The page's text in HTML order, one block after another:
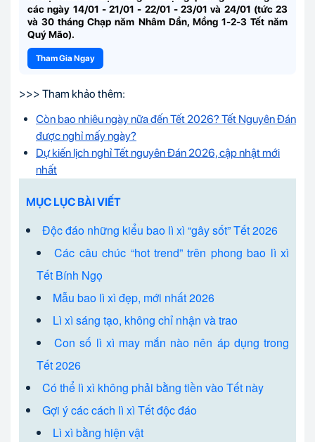
các ngày 14/01 - 21/01 - 22/01 - 23/01 và 24/01 (tức 23
và 30 tháng Chạp năm Nhâm Dần, Mồng 1-2-3Tết năm
Quý Mão).
Tham Gia Ngay
>>> Tham khảo thêm:
Còn bao nhiêu ngày nữa đến Tết 2026? Tết Nguyên Đán
được nghỉ mấy ngày?
Dự kiến lịch nghỉ Tết nguyên Đán 2026, cập nhật mới
nhất
MỤC LỤC BÀI VIẾT
Độc đáo những kiểu bao lì xì “gây sốt” Tết 2026
Các câu chúc “hot trend” trên phong bao lì xì
Tết Bính Ngọ
Mẫu bao lì xì đẹp, mới nhất 2026
Lì xì sáng tạo, không chỉ nhận và trao
Con số lì xì may mắn nào nên áp dụng trong
Tết 2026
Có thể lì xì không phải bằng tiền vào Tết này
Gợi ý các cách lì xì Tết độc đáo
Lì xì bằng hiện vật